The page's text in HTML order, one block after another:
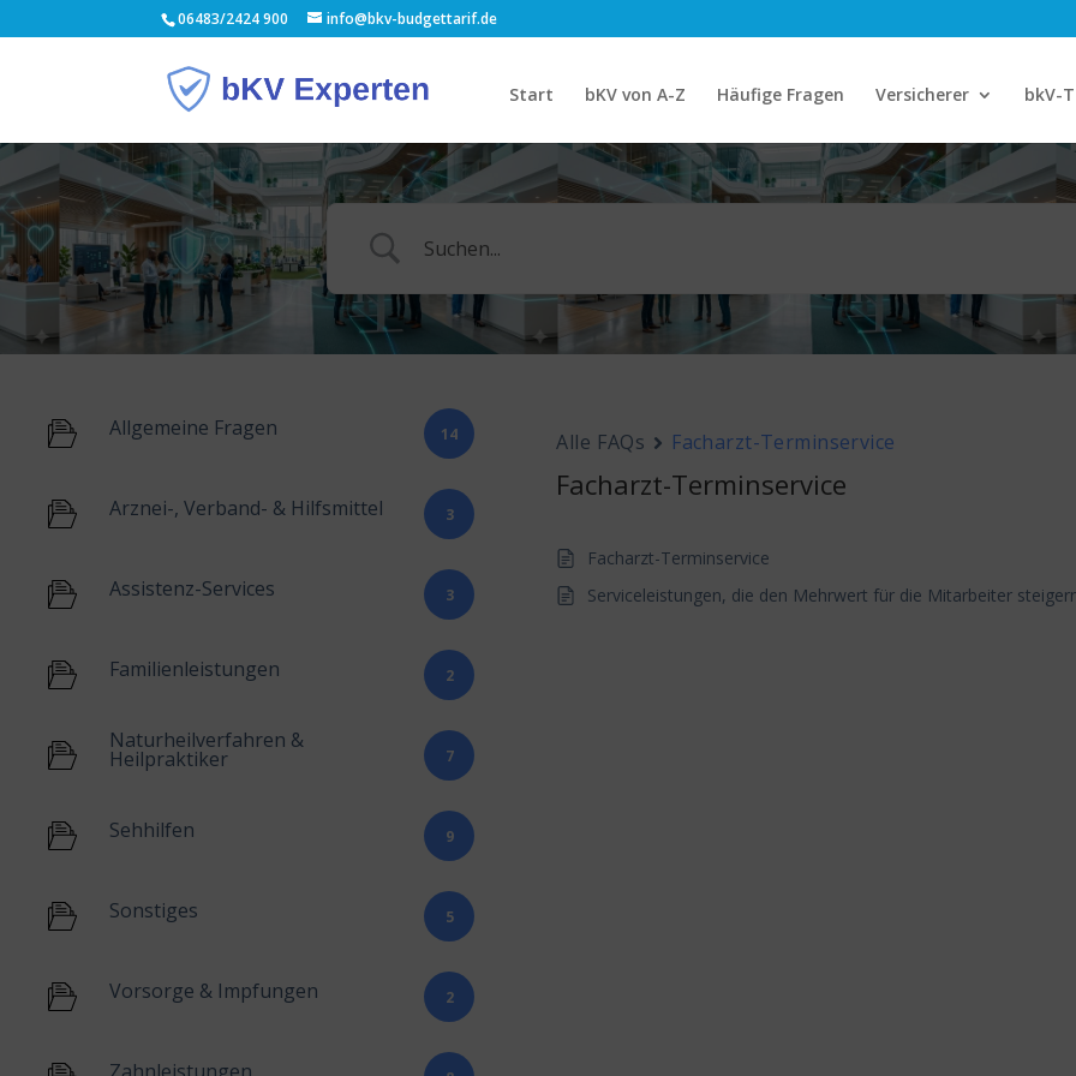
06483/2424 900 info@bkv-budgettarif.de
Start bKV von A-Z Häufige Fragen Versicherer bkV-
Allgemeine Fragen 14
Arznei-, Verband- & Hilfsmittel 3
Assistenz-Services 3
Familienleistungen 2
Naturheilverfahren &
Heilpraktiker 7
Sehhilfen 9
Sonstiges 5
Vorsorge & Impfungen 2
Alle FAQs Facharzt-Terminservice
Facharzt-Terminservice
Facharzt-Terminservice
Serviceleistungen, die den Mehrwert für die Mitarbeiter